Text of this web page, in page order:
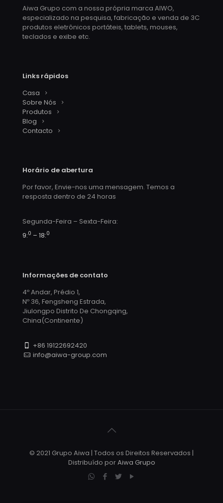
Aiwa Grupo com a nossa própria marca AIWO,
especializado na pesquisa, fabricação e venda de 3C
produtos eletrônicos portáteis, tablets, mouses,
teclados e exibe etc.
Links rápidos
Casa
Sobre Nós
Produtos
Blog
Contacto
Horário de abertura
Por favor, Envie-nos uma mensagem. Temos a
resposta dentro de 24 horas
Segunda-Feira – Sexta-Feira:
9:0 – 18:0
Informações de contato
4º Andar, Prédio 1,
Nº 36, Fengsheng Estrada,
Jiulongpo Distrito De Chongqing,
China(Continente)
+86 19122692420
info@aiwa-group.com
© 2021 Grupo Aiwa | Todos os Direitos Reservados |
Distribuído porAiwa Grupo